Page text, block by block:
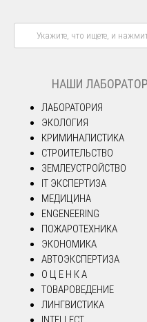
НАШИ
ЛАБОРАТОРИЯ
ЭКОЛОГИЯ
КРИМИНАЛИСТИКА
СТРОИТЕЛЬСТВО
ЗЕМЛЕУСТРОЙСТВО
IT ЭКСПЕРТИЗА
МЕДИЦИНА
ENGENEERING
ПОЖАРОТЕХНИКА
ЭКОНОМИКА
АВТОЭКСПЕРТИЗА
О Ц Е Н К А
ТОВАРОВЕДЕНИЕ
ЛИНГВИСТИКА